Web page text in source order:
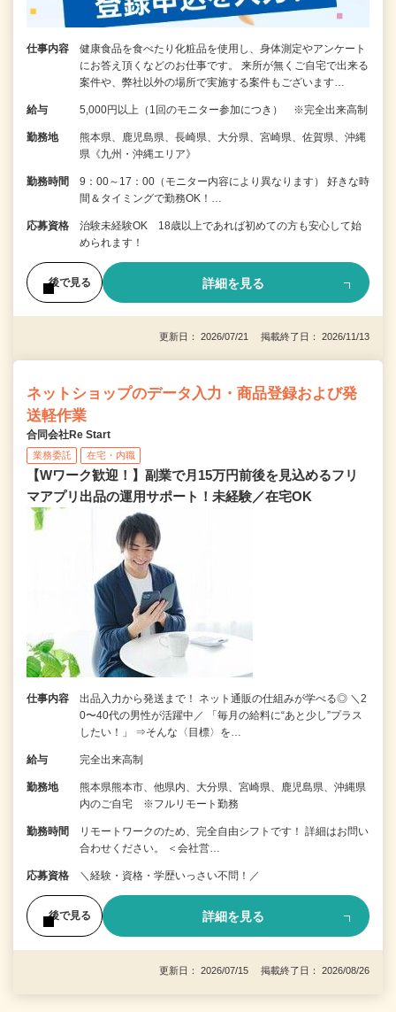
仕事内容
健康食品を食べたり化粧品を使用し、身体測定やアンケート
にお答え頂くなどのお仕事です。 来所が無くご自宅で出来る
案件や、弊社以外の場所で実施する案件もございます…
給与 5,000円以上（1回のモニター参加につき） ※完全出来高制
勤務地
熊本県、鹿児島県、長崎県、大分県、宮崎県、佐賀県、沖縄
県《九州・沖縄エリア》
勤務時間
9：00～17：00（モニター内容により異なります） 好きな時
間＆タイミングで勤務OK！…
応募資格
治験未経験OK 18歳以上であれば初めての方も安心して始
められます！
後で見る 詳細を見る
更新日： 2026/07/21 掲載終了日： 2026/11/13
ネットショップのデータ入力・商品登録および発
送軽作業
合同会社Re Start
業務委託 在宅・内職
【Wワーク歓迎！】副業で月15万円前後を見込めるフリ
マアプリ出品の運用サポート！未経験／在宅OK
仕事内容
出品入力から発送まで！ ネット通販の仕組みが学べる◎ ＼2
0〜40代の男性が活躍中／ 「毎月の給料に“あと少し”プラス
したい！」 ⇒そんな〈目標〉を…
給与 完全出来高制
勤務地
熊本県熊本市、他県内、大分県、宮崎県、鹿児島県、沖縄県
内のご自宅 ※フルリモート勤務
勤務時間
リモートワークのため、完全自由シフトです！ 詳細はお問い
合わせください。 ＜会社営…
応募資格 ＼経験・資格・学歴いっさい不問！／
後で見る 詳細を見る
更新日： 2026/07/15 掲載終了日： 2026/08/26